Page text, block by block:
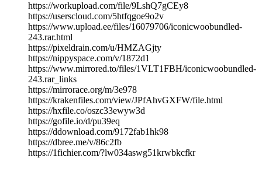
https://workupload.com/file/9LshQ7gCEy8
https://userscloud.com/5htfqgoe9o2v
https://www.upload.ee/files/16079706/iconicwoobundled-
243.rar.html
https://pixeldrain.com/u/HMZAGjty
https://nippyspace.com/v/1872d1
https://www.mirrored.to/files/1VLT1FBH/iconicwoobundled-
243.rar_links
https://mirrorace.org/m/3e978
https://krakenfiles.com/view/JPfAhvGXFW/file.html
https://hxfile.co/oszc33ewyw3d
https://gofile.io/d/pu39eq
https://ddownload.com/9172fab1hk98
https://dbree.me/v/86c2fb
https://1fichier.com/?lw034aswg51krwbkcfkr